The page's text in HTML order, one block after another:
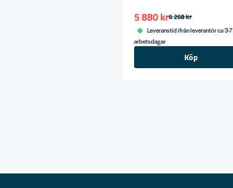
6 268 kr
5 880 kr
Leveranstid ifrån leverantör ca 3-7
arbetsdagar
Köp